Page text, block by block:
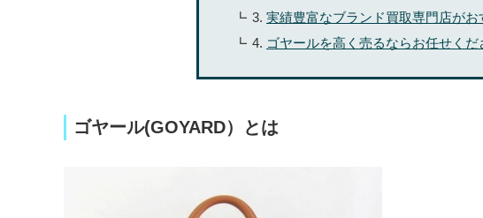
実績豊富なブランド買取専門店がお
ゴヤールを高く売るならお任せくだ
ゴヤール(GOYARD）とは